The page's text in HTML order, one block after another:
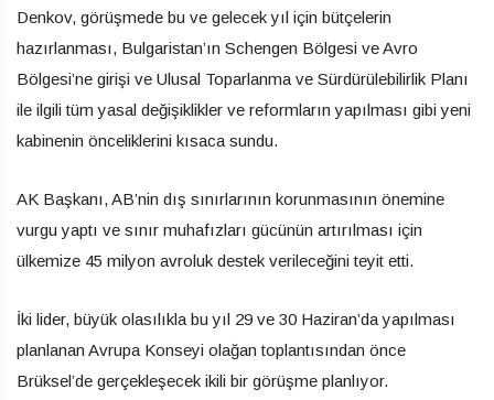
Denkov, görüşmede bu ve gelecek yıl için bütçelerin
hazırlanması, Bulgaristan’ın Schengen Bölgesi ve Avro
Bölgesi’ne girişi ve Ulusal Toparlanma ve Sürdürülebilirlik Planı
ile ilgili tüm yasal değişiklikler ve reformların yapılması gibi yeni
kabinenin önceliklerini kısaca sundu.
AK Başkanı, AB’nin dış sınırlarının korunmasının önemine
vurgu yaptı ve sınır muhafızları gücünün artırılması için
ülkemize 45 milyon avroluk destek verileceğini teyit etti.
İki lider, büyük olasılıkla bu yıl 29 ve 30 Haziran’da yapılması
planlanan Avrupa Konseyi olağan toplantısından önce
Brüksel’de gerçekleşecek ikili bir görüşme planlıyor.